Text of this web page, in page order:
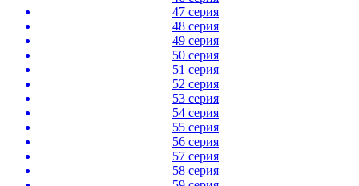
47 серия
48 серия
49 серия
50 серия
51 серия
52 серия
53 серия
54 серия
55 серия
56 серия
57 серия
58 серия